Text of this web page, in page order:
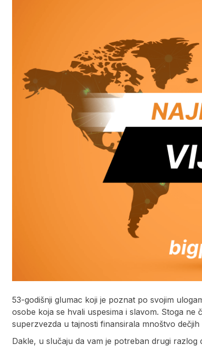
53-godišnji glumac koji je poznat po svojim
osobe koja se hvali uspesima i slavom. Stoga
superzvezda u tajnosti finansirala mnoštvo dečjih
Dakle, u slučaju da vam je potreban drugi razlog